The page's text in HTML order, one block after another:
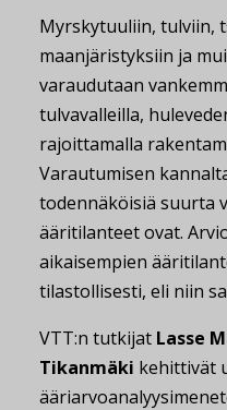
Myrskytuuliin, tulviin,
maanjäristyksiin ja
varaudutaan
tulvavalleilla,
rajoittamalla
Varautumisen
todennäköisiä suurta
ääritilanteet ovat.
aikaisempien
tilastollisesti, eli niin
VTT:n tutkijat Lasse
Tikanmäki kehittivät